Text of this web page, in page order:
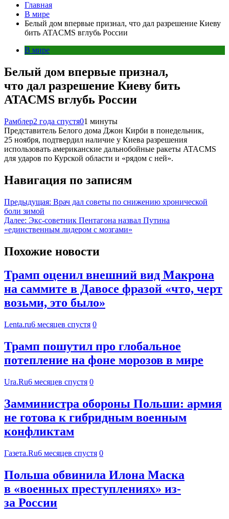
Главная
В мире
Белый дом впервые признал, что дал разрешение Киеву
бить ATACMS вглубь России
В мире
Белый дом впервые признал,
что дал разрешение Киеву бить
ATACMS вглубь России
Рамблер2 года спустя01 минуты
Представитель Белого дома Джон Кирби в понедельник,
25 ноября, подтвердил наличие у Киева разрешения
использовать американские дальнобойные ракеты ATACMS
для ударов по Курской области и «рядом с ней».
Навигация по записям
Предыдущая: Врач дал советы по снижению хронической
боли зимой
Далее: Экс-советник Пентагона назвал Путина
«единственным лидером с мозгами»
Похожие новости
Трамп оценил внешний вид Макрона
на саммите в Давосе фразой «что, черт
возьми, это было»
Lenta.ru6 месяцев спустя 0
Трамп пошутил про глобальное
потепление на фоне морозов в мире
Ura.Ru6 месяцев спустя 0
Замминистра обороны Польши: армия
не готова к гибридным военным
конфликтам
Газета.Ru6 месяцев спустя 0
Польша обвинила Илона Маска
в «военных преступлениях» из-
за России